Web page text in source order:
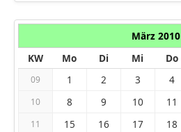
März 2010
KW
Mo Di Mi Do
09 1 2 3 4
10 8 9 10 11
11 15 16 17 18